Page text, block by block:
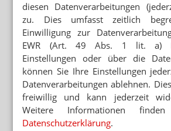
diesen Datenverarbeitungen
zu. Dies umfasst zeitlich
Einwilligung zur
EWR (Art. 49 Abs. 1 lit. a)
Einstellungen oder über die
können Sie Ihre Einstellungen
Datenverarbeitungen ablehnen.
freiwillig und kann jederzeit
Weitere Informationen
Datenschutzerklärung.
Mehr aus Ressort
„DIESE REGIERUNG MUSS WEG“
Protest gegen die Bundesregierung
MEHR HITZETOTE
Hitzeschutz: Was tut die
BUNDESREGIERUNG PRÜFT
Second-Hand-Medikamente:
verboten